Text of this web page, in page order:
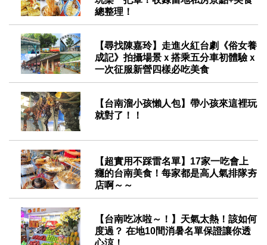
總整理！
2019-11-21
【尋找陳嘉玲】走進火紅台劇《俗女養
成記》拍攝場景ｘ搭乘五分車初體驗ｘ
一次征服新營四樣必吃美食
2019-11-20
【台南溜小孩懶人包】帶小孩來這裡玩
就對了！！
2019-09-27
【超實用不踩雷名單】17家一吃會上
癮的台南美食！每家都是高人氣排隊夯
店啊～～
2019-09-25
【台南吃冰啦～！】天氣太熱！該如何
度過？ 在地10間消暑名單保證讓你透
心涼！